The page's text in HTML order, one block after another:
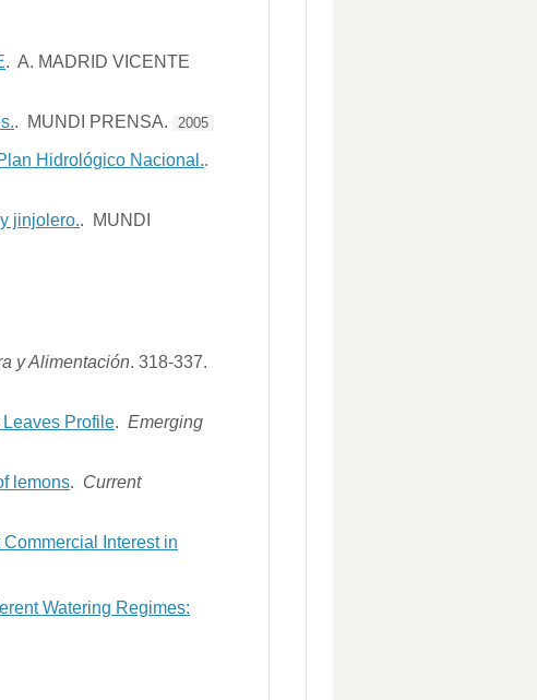
. A. MADRID VICENTE
. MUNDI PRENSA. 2005
Hidrológico Nacional..
jinjolero.. MUNDI
y Alimentación. 318-337.
Profile. Emerging
lemons. Current
Interest in
Watering Regimes: